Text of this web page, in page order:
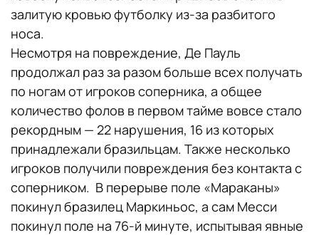
залитую кровью футболку из-за разбитого
носа.
Несмотря на повреждение, Де Пауль
продолжал раз за разом больше всех получать
по ногам от игроков соперника, а общее
количество фолов в первом тайме вовсе стало
рекордным — 22 нарушения, 16 из которых
принадлежали бразильцам. Также несколько
игроков получили повреждения без контакта с
соперником. В перерыве поле «Мараканы»
покинул бразилец Маркиньос, а сам Месси
покинул поле на 76-й минуте, испытывая явные